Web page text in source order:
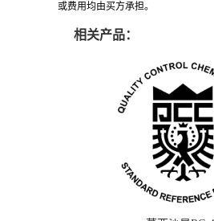
或费用均由买方承担。
相关产品：